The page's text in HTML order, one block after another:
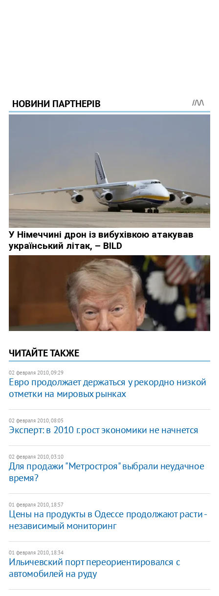
ЧИТАЙТЕ ТАКЖЕ
02 февраля 2010, 09:29
Евро продолжает держаться у рекордно низкой
отметки на мировых рынках
02 февраля 2010, 08:05
Эксперт: в 2010 г. рост экономики не начнется
02 февраля 2010, 03:10
Для продажи "Метростроя" выбрали неудачное
время?
01 февраля 2010, 18:57
Цены на продукты в Одессе продолжают расти -
независимый мониторинг
01 февраля 2010, 18:34
Ильичевский порт переориентировался с
автомобилей на руду